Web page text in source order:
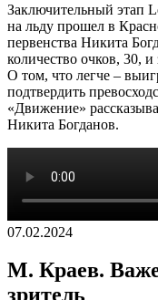
Заключительный этап
на льду прошел в
первенства Никита
количество очков, 30,
О том, что легче –
подтвердить
«Движение»
Никита Богданов.
07.02.2024
М. Краев.
зритель